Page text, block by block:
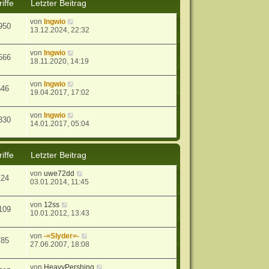
Letzter Beitrag
von Ingwio
13.12.2024, 22:32
von Ingwio
18.11.2020, 14:19
von Ingwio
19.04.2017, 17:02
von Ingwio
14.01.2017, 05:04
Letzter Beitrag
vonuwe72dd
03.01.2014, 11:45
von 12ss
10.01.2012, 13:43
von-=Slyder=-
27.06.2007, 18:08